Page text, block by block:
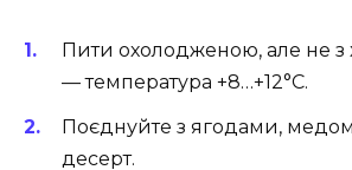
Пити охолодженою, але не
— температура +8…+12°C.
Поєднуйте з ягодами,
десерт.